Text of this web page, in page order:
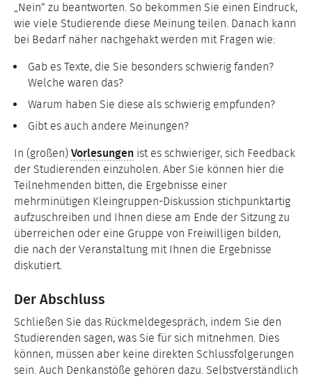
„Nein“ zu beantworten. So bekommen Sie einen Eindruck,
wie viele Studierende diese Meinung teilen. Danach kann
bei Bedarf näher nachgehakt werden mit Fragen wie:
Gab es Texte, die Sie besonders schwierig fanden?
Welche waren das?
Warum haben Sie diese als schwierig empfunden?
Gibt es auch andere Meinungen?
In (großen) Vorlesungen ist es schwieriger, sich Feedback
der Studierenden einzuholen. Aber Sie können hier die
Teilnehmenden bitten, die Ergebnisse einer
mehrminütigen Kleingruppen-Diskussion stichpunktartig
aufzuschreiben und Ihnen diese am Ende der Sitzung zu
überreichen oder eine Gruppe von Freiwilligen bilden,
die nach der Veranstaltung mit Ihnen die Ergebnisse
diskutiert.
Der Abschluss
Schließen Sie das Rückmeldegespräch, indem Sie den
Studierenden sagen, was Sie für sich mitnehmen. Dies
können, müssen aber keine direkten Schlussfolgerungen
sein. Auch Denkanstöße gehören dazu. Selbstverständlich